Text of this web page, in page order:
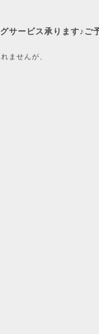
サービス承ります♪ご
ませんが、